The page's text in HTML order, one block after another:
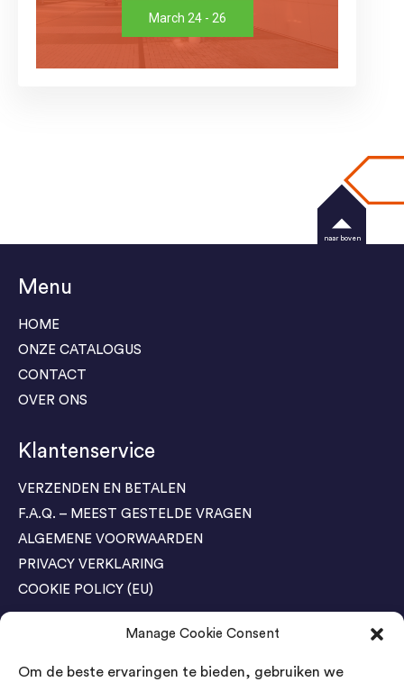
Manage Cookie Consent
Om de beste ervaringen te bieden, gebruiken we
March 24 - 26
Menu
HOME
ONZE CATALOGUS
CONTACT
OVER ONS
Klantenservice
VERZENDEN EN BETALEN
F.A.Q. – MEEST GESTELDE VRAGEN
ALGEMENE VOORWAARDEN
PRIVACY VERKLARING
COOKIE POLICY (EU)
Agenda Trade Shows
04-05 November / SVG FAIR Winterswijk
naar boven